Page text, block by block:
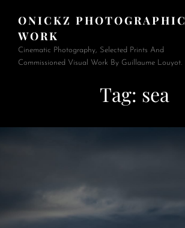
ONICKZ PHOTOGRAPHIC
WORK
Cinematic Photography, Selected Prints And
Commissioned Visual Work By Guillaume Louyot.
Tag: sea